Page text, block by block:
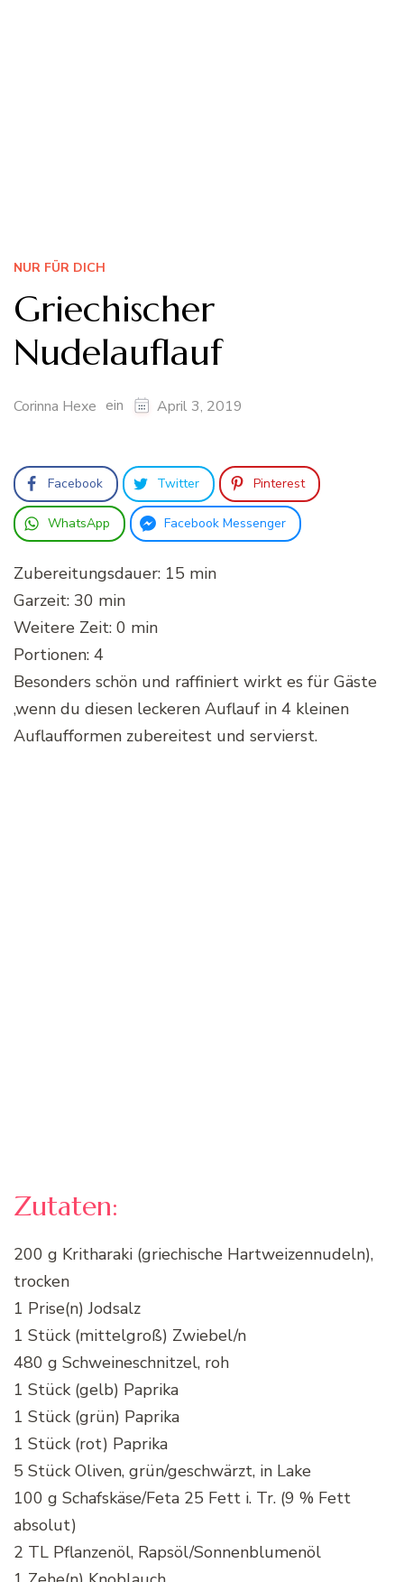
NUR FÜR DICH
Griechischer
Nudelauflauf
Corinna Hexe ein April 3, 2019
Facebook Twitter Pinterest
WhatsApp Facebook Messenger
Zubereitungsdauer: 15 min
Garzeit: 30 min
Weitere Zeit: 0 min
Portionen: 4
Besonders schön und raffiniert wirkt es für Gäste
,wenn du diesen leckeren Auflauf in 4 kleinen
Auflaufformen zubereitest und servierst.
Zutaten:
200 g Kritharaki (griechische Hartweizennudeln),
trocken
1 Prise(n) Jodsalz
1 Stück (mittelgroß) Zwiebel/n
480 g Schweineschnitzel, roh
1 Stück (gelb) Paprika
1 Stück (grün) Paprika
1 Stück (rot) Paprika
5 Stück Oliven, grün/geschwärzt, in Lake
100 g Schafskäse/Feta 25 Fett i. Tr. (9 % Fett
absolut)
2 TL Pflanzenöl, Rapsöl/Sonnenblumenöl